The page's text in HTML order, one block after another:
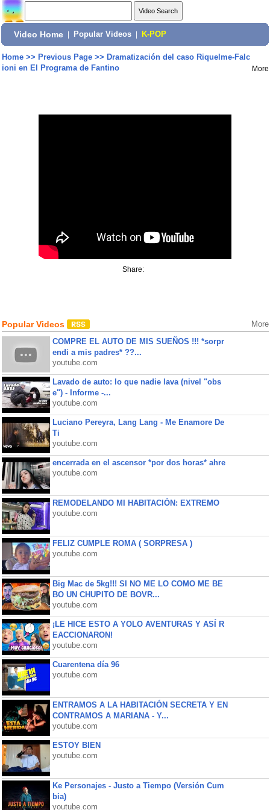
Video Home Popular Videos K-POP
Home>> Previous Page>> Dramatización del caso Riquelme-Falc
ioni en El Programa de Fantino
More
Share:
Popular Videos More
COMPRE EL AUTO DE MIS SUEÑOS !!! *sorpr
endi a mis padres* ??...
youtube.com
Lavado de auto: lo que nadie lava (nivel "obs
e") - Informe -...
youtube.com
Luciano Pereyra, Lang Lang - Me Enamore De
Ti
youtube.com
encerrada en el ascensor *por dos horas* ahre
youtube.com
REMODELANDO MI HABITACIÓN: EXTREMO
youtube.com
FELIZ CUMPLE ROMA ( SORPRESA )
youtube.com
Big Mac de 5kg!!! SI NO ME LO COMO ME BE
BO UN CHUPITO DE BOVR...
youtube.com
¡LE HICE ESTO A YOLO AVENTURAS Y ASÍ R
EACCIONARON!
youtube.com
Cuarentena día 96
youtube.com
ENTRAMOS A LA HABITACIÓN SECRETA Y EN
CONTRAMOS A MARIANA - Y...
youtube.com
ESTOY BIEN
youtube.com
Ke Personajes - Justo a Tiempo (Versión Cum
bia)
youtube.com